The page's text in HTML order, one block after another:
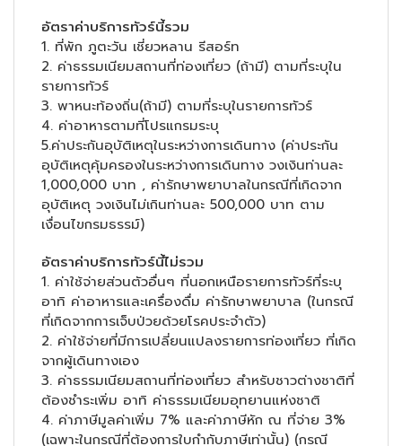
อัตราค่าบริการทัวร์นี้รวม
1. ที่พัก ภูตะวัน เชี่ยวหลาน รีสอร์ท
2. ค่าธรรมเนียมสถานที่ท่องเที่ยว (ถ้ามี) ตามที่ระบุใน
รายการทัวร์
3. พาหนะท้องถิ่น(ถ้ามี) ตามที่ระบุในรายการทัวร์
4. ค่าอาหารตามที่โปรแกรมระบุ
5.ค่าประกันอุบัติเหตุในระหว่างการเดินทาง (ค่าประกัน
อุบัติเหตุคุ้มครองในระหว่างการเดินทาง วงเงินท่านละ
1,000,000 บาท , ค่ารักษาพยาบาลในกรณีที่เกิดจาก
อุบัติเหตุ วงเงินไม่เกินท่านละ 500,000 บาท ตาม
เงื่อนไขกรมธรรม์)
อัตราค่าบริการทัวร์นี้ไม่รวม
1. ค่าใช้จ่ายส่วนตัวอื่นๆ ที่นอกเหนือรายการทัวร์ที่ระบุ
อาทิ ค่าอาหารและเครื่องดื่ม ค่ารักษาพยาบาล (ในกรณี
ที่เกิดจากการเจ็บป่วยด้วยโรคประจำตัว)
2. ค่าใช้จ่ายที่มีการเปลี่ยนแปลงรายการท่องเที่ยว ที่เกิด
จากผู้เดินทางเอง
3. ค่าธรรมเนียมสถานที่ท่องเที่ยว สำหรับชาวต่างชาติที่
ต้องชำระเพิ่ม อาทิ ค่าธรรมเนียมอุทยานแห่งชาติ
4. ค่าภาษีมูลค่าเพิ่ม 7% และค่าภาษีหัก ณ ที่จ่าย 3%
(เฉพาะในกรณีที่ต้องการใบกำกับภาษีเท่านั้น) (กรณี